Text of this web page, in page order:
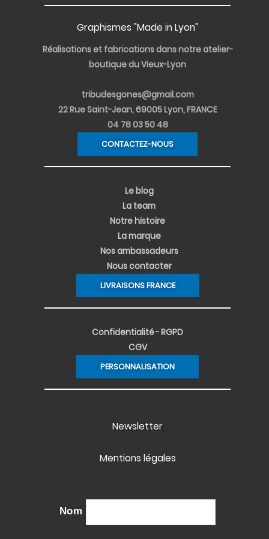
r i
i
n
o
f
e e
Graphismes "Made in Lyon"
Réalisations et fabrications dans notre atelier-
boutique du Vieux-Lyon
tribudesgones@gmail.com
22 Rue Saint-Jean, 69005 Lyon, FRANCE
04 78 03 50 48
CONTACTEZ-NOUS
Le blog
La team
Notre histoire
La marque
Nos ambassadeurs
Nous contacter
LIVRAISONS FRANCE
Confidentialité - RGPD
CGV
PERSONNALISATION
Newsletter
Mentions légales
Nom